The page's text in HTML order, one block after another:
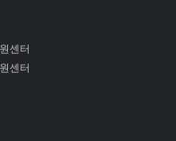
센터
센터